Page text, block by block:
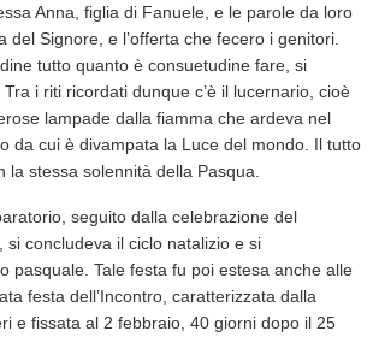
Anna, figlia di Fanuele, e le parole da loro
del Signore, e l’offerta che fecero i genitori.
tutto quanto è consuetudine fare, si
Tra i riti ricordati dunque c’è il lucernario, cioè
lampade dalla fiamma che ardeva nel
da cui è divampata la Luce del mondo. Il tutto
la stessa solennità della Pasqua.
seguito dalla celebrazione del
si concludeva il ciclo natalizio e si
pasquale. Tale festa fu poi estesa anche alle
festa dell’Incontro, caratterizzata dalla
e fissata al 2 febbraio, 40 giorni dopo il 25